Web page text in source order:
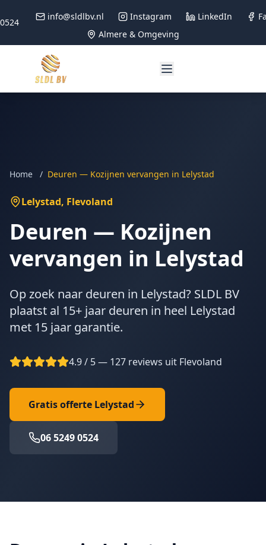
info@sldlbv.nl Instagram LinkedIn
Almere & Omgeving
Home / Deuren — Kozijnen vervangen in Lelystad
Lelystad, Flevoland
Deuren — Kozijnen
vervangen in Lelystad
Op zoek naar deuren in Lelystad? SLDL BV
plaatst al 15+ jaar deuren in heel Lelystad
met 15 jaar garantie.
4.9 / 5 — 127 reviews uit Flevoland
Gratis offerte Lelystad
06 5249 0524